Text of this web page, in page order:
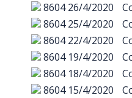
8604 26/4/2020
8604 25/4/2020
8604 22/4/2020
8604 19/4/2020
8604 18/4/2020
8604 15/4/2020